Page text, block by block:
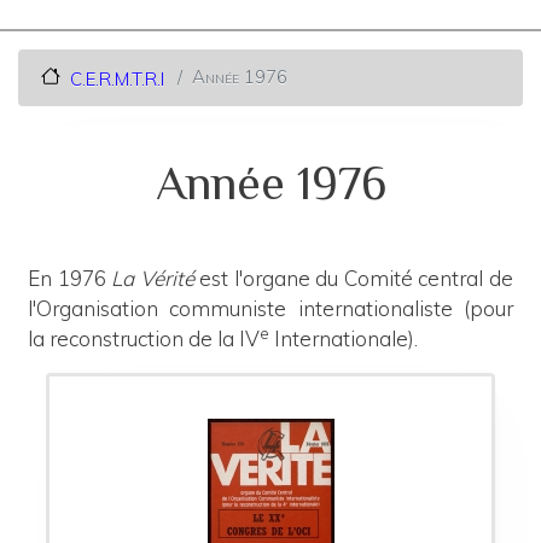
C.E.R.M.T.R.I Année 1976
Année 1976
En 1976 La Véritéest l'organe du Comité central de
l'Organisation communiste internationaliste (pour
la reconstruction de la IVe Internationale).